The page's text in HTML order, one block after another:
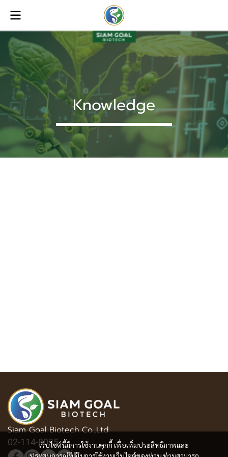
Knowledge
เว็บไซต์นี้มีการใช้งานคุกกี้ เพื่อเพิ่มประสิทธิภาพและ
Siam Goal Biotech Co.,Ltd
02-114-8035